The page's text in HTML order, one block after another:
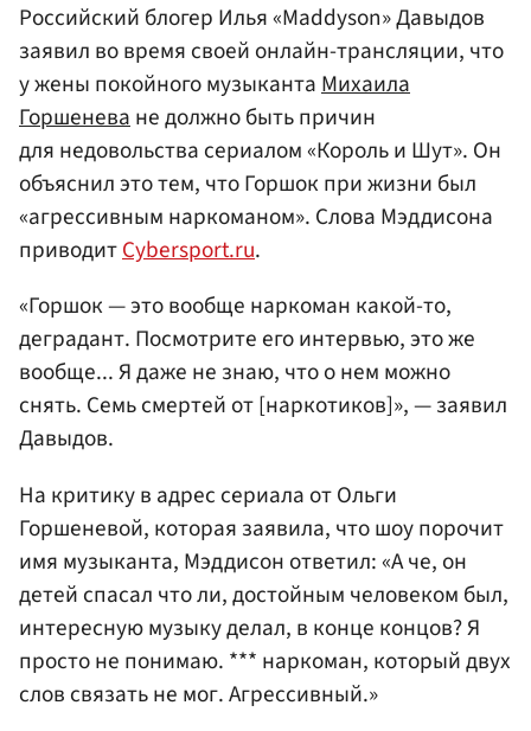
Российский блогер Илья «Maddyson» Давыдов
заявил во время своей онлайн-трансляции, что
у жены покойного музыкантаМихаила
Горшеневане должно быть причин
для недовольства сериалом «Король и Шут». Он
объяснил это тем, что Горшок при жизни был
«агрессивным наркоманом». Слова Мэддисона
приводитCybersport.ru.
«Горшок — это вообще наркоман какой-то,
деградант. Посмотрите его интервью, это же
вообще... Я даже не знаю, что о нем можно
снять. Семь смертей от [наркотиков]», — заявил
Давыдов.
На критику в адрес сериала от Ольги
Горшеневой, которая заявила, что шоу порочит
имя музыканта, Мэддисон ответил: «А че, он
детей спасал что ли, достойным человеком был,
интересную музыку делал, в конце концов? Я
просто не понимаю. *** наркоман, который двух
слов связать не мог. Агрессивный.»